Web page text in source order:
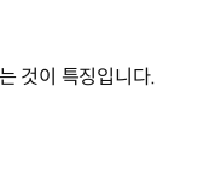
것이 특징입니다.